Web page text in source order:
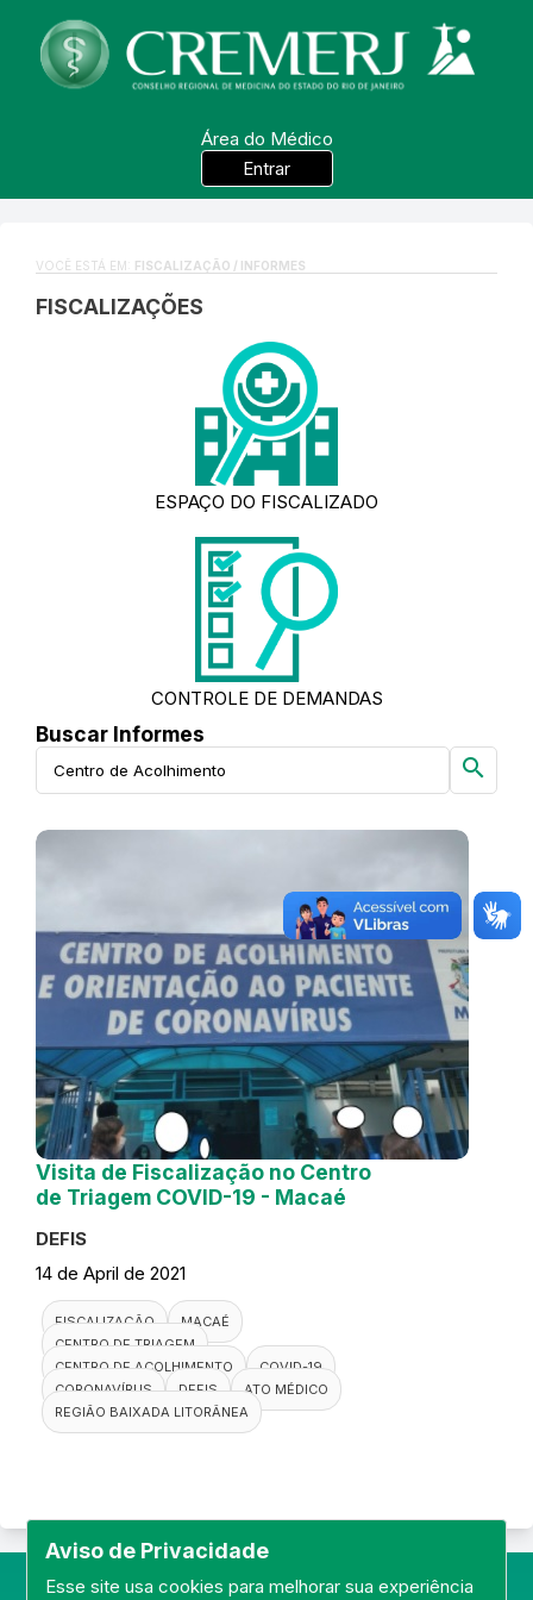
Área do Médico
Entrar
Aviso de Privacidade
Esse site usa cookies para melhorar sua experiência
VOCÊ ESTÁ EM: FISCALIZAÇÃO / INFORMES
FISCALIZAÇÕES
ESPAÇO DO FISCALIZADO
CONTROLE DE DEMANDAS
Buscar Informes
search
Visita de Fiscalização no Centro
de Triagem COVID-19 - Macaé
DEFIS
14 de April de 2021
FISCALIZAÇÃO
MACAÉ
CENTRO DE TRIAGEM
CENTRO DE ACOLHIMENTO
COVID-19
CORONAVÍRUS
DEFIS
ATO MÉDICO
REGIÃO BAIXADA LITORÂNEA